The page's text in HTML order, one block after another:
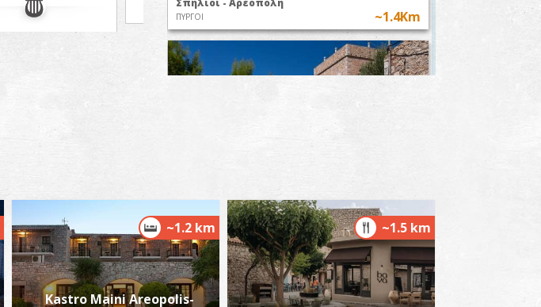
Σπήλιοι - Αρεόπολη
ΠΥΡΓΟΙ ~1.4Km
ΠΥΡΓΟΙ ~1.5Km
~1.2 km
Kastro Maini Areopolis-
~1.5 km